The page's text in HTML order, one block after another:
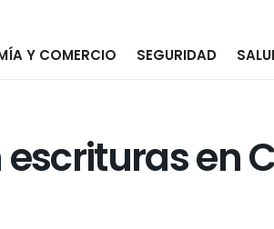
Y COMERCIO SEGURIDAD
en